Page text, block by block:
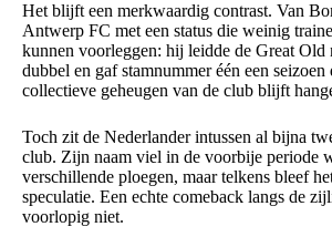
Het blijft een merkwaardig contrast. Van
Antwerp FC met een status die weinig
kunnen voorleggen: hij leidde de Great Old
dubbel en gaf stamnummer één een seizoen
collectieve geheugen van de club blijft
Toch zit de Nederlander intussen al bijna
club. Zijn naam viel in de voorbije periode
verschillende ploegen, maar telkens bleef
speculatie. Een echte comeback langs de
voorlopig niet.